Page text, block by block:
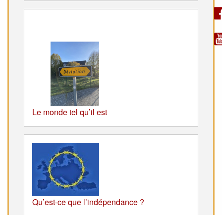
Le monde tel qu’il est
Qu’est-ce que l’indépendance ?